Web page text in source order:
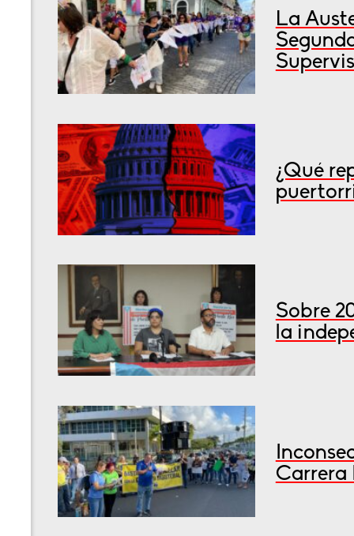
La
¿Qué
Sobre
la
Carrera